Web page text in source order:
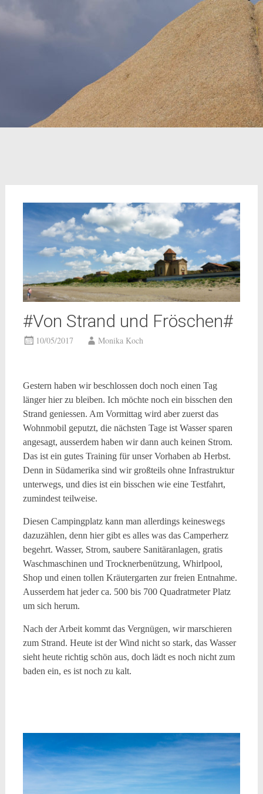
#Von Strand und Fröschen#
10/05/2017 Monika Koch
Gestern haben wir beschlossen doch noch einen Tag
länger hier zu bleiben. Ich möchte noch ein bisschen den
Strand geniessen. Am Vormittag wird aber zuerst das
Wohnmobil geputzt, die nächsten Tage ist Wasser sparen
angesagt, ausserdem haben wir dann auch keinen Strom.
Das ist ein gutes Training für unser Vorhaben ab Herbst.
Denn in Südamerika sind wir großteils ohne Infrastruktur
unterwegs, und dies ist ein bisschen wie eine Testfahrt,
zumindest teilweise.
Diesen Campingplatz kann man allerdings keineswegs
dazuzählen, denn hier gibt es alles was das Camperherz
begehrt. Wasser, Strom, saubere Sanitäranlagen, gratis
Waschmaschinen und Trocknerbenützung, Whirlpool,
Shop und einen tollen Kräutergarten zur freien Entnahme.
Ausserdem hat jeder ca. 500 bis 700 Quadratmeter Platz
um sich herum.
Nach der Arbeit kommt das Vergnügen, wir marschieren
zum Strand. Heute ist der Wind nicht so stark, das Wasser
sieht heute richtig schön aus, doch lädt es noch nicht zum
baden ein, es ist noch zu kalt.